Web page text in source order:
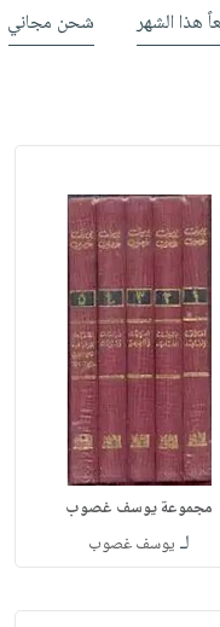
هذا الشهر شحن مجاني
مجموعة يوسف غصوب
لـ يوسف غصوب